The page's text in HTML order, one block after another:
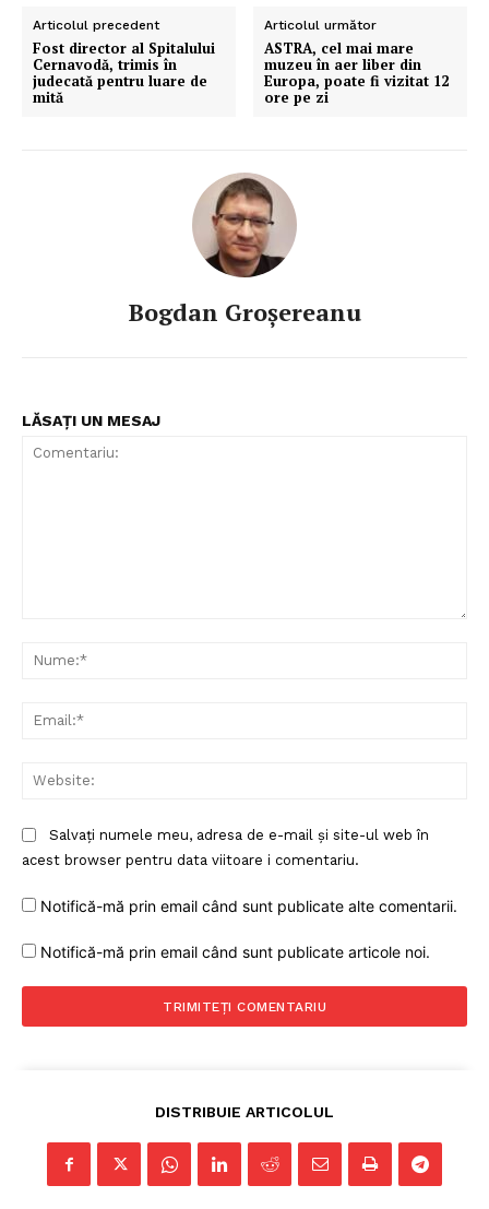
Articolul precedent
Fost director al Spitalului
Cernavodă, trimis în
judecată pentru luare de
mită
Articolul următor
ASTRA, cel mai mare
muzeu în aer liber din
Europa, poate fi vizitat 12
ore pe zi
Bogdan Groșereanu
LĂSAȚI UN MESAJ
Salvați numele meu, adresa de e-mail și site-ul web în
acest browser pentru data viitoare i comentariu.
Notifică-mă prin email când sunt publicate alte comentarii.
Notifică-mă prin email când sunt publicate articole noi.
DISTRIBUIE ARTICOLUL